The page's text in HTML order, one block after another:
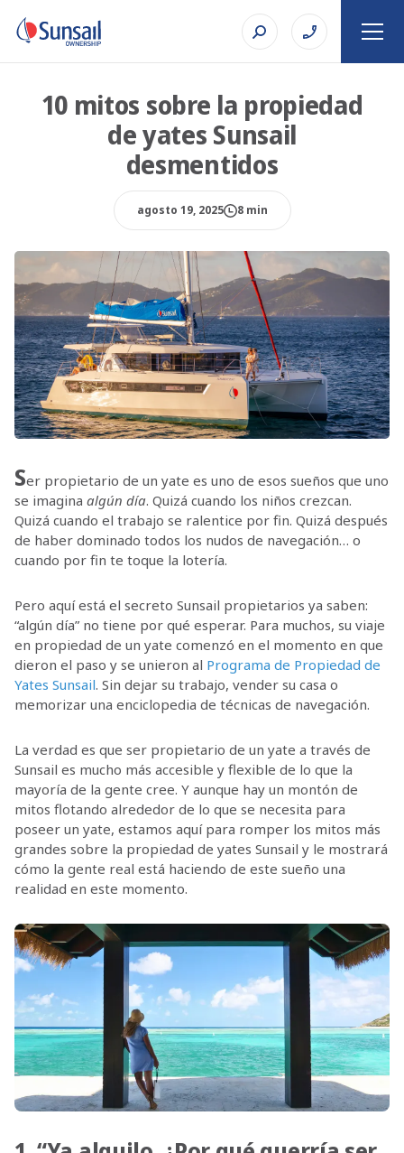
10 mitos sobre la propiedad
de yates Sunsail
desmentidos
agosto 19, 2025 8 min
Ser propietario de un yate es uno de esos sueños que uno
se imagina algún día. Quizá cuando los niños crezcan.
Quizá cuando el trabajo se ralentice por fin. Quizá después
de haber dominado todos los nudos de navegación… o
cuando por fin te toque la lotería.
Pero aquí está el secreto Sunsail propietarios ya saben:
“algún día” no tiene por qué esperar. Para muchos, su viaje
en propiedad de un yate comenzó en el momento en que
dieron el paso y se unieron al Programa de Propiedad de
Yates Sunsail. Sin dejar su trabajo, vender su casa o
memorizar una enciclopedia de técnicas de navegación.
La verdad es que ser propietario de un yate a través de
Sunsail es mucho más accesible y flexible de lo que la
mayoría de la gente cree. Y aunque hay un montón de
mitos flotando alrededor de lo que se necesita para
poseer un yate, estamos aquí para romper los mitos más
grandes sobre la propiedad de yates Sunsail y le mostrará
cómo la gente real está haciendo de este sueño una
realidad en este momento.